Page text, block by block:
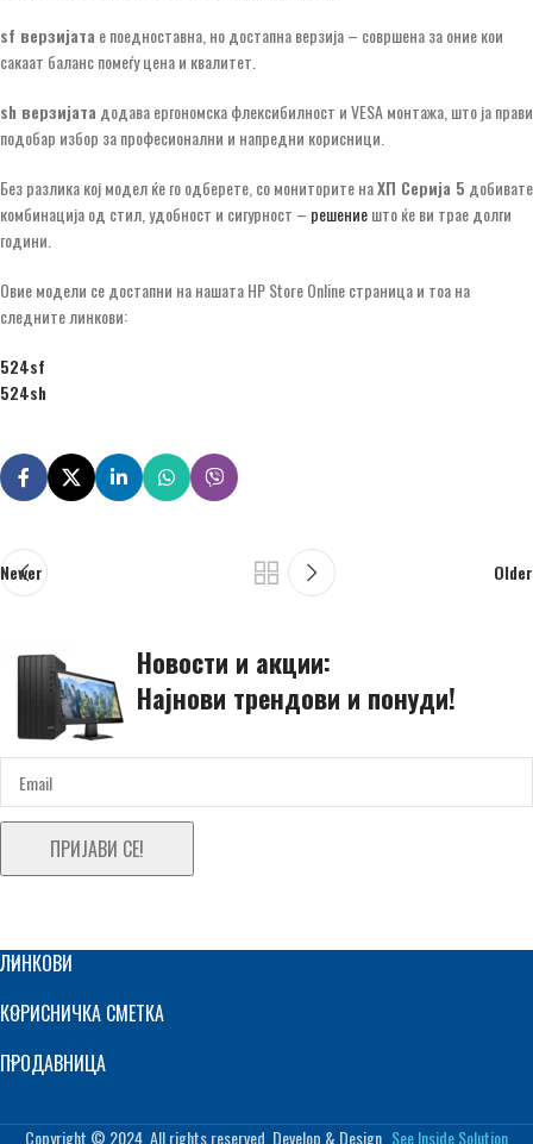
sf верзијата е поедноставна, но достапна верзија – совршена за оние кои
сакаат баланс помеѓу цена и квалитет.
sh верзијата додава ергономска флексибилност и VESA монтажа, што ја прави
подобар избор за професионални и напредни корисници.
Без разлика кој модел ќе го одберете, со мониторите наХП Серија 5 добивате
комбинација од стил, удобност и сигурност – решениешто ќе ви трае долги
години.
Овие модели се достапни на нашата HP Store Online страница и тоа на
следните линкови:
524sf
524sh
Newer Older
Новости и акции:
Најнови трендови и понуди!
ПРИЈАВИ СЕ!
ЛИНКОВИ
КОРИСНИЧКА СМЕТКА
ПРОДАВНИЦА
Copyright © 2024. All rights reserved. Develop & Design See Inside Solution